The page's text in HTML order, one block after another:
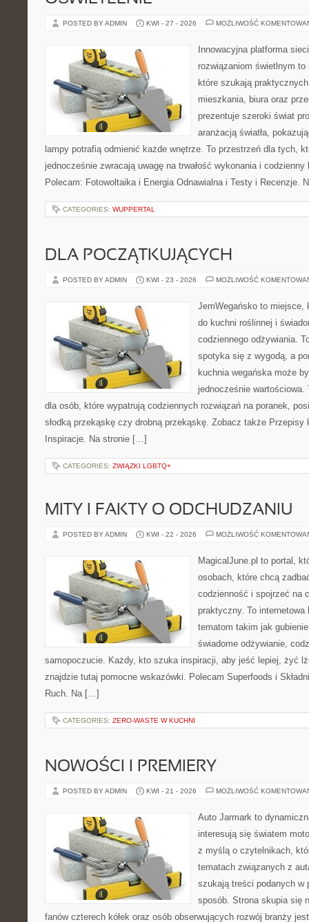
POSTED BY ADMIN KWI - 27 - 2026 MOŻLIWOŚĆ
Innowacyjna platforma
rozwiązaniom świetlnym
które szukają
mieszkania, biura oraz
prezentuje szeroki świat
aranżacją światła,
lampy potrafią odmienić każde wnętrze. To przestrzeń dla tych,
jednocześnie zwracają uwagę na trwałość wykonania i
Polecam: Fotowoltaika i Energia Odnawialna i Testy i Recenzje.
CATEGORIES: WUPPERTAL
DLA POCZĄTKUJĄCYCH
POSTED BY ADMIN KWI - 23 - 2026 MOŻLIWOŚĆ
JemWegańsko to miejsce,
do kuchni roślinnej i
codziennego odżywiania.
spotyka się z wygodą, a
kuchnia wegańska może
jednocześnie wartościowa.
dla osób, które wypatrują codziennych rozwiązań na poranek,
słodką przekąskę czy drobną przekąskę. Zobacz także Przepisy
Inspiracje. Na stronie […]
CATEGORIES: ZWIĄZKI LGBTQ+
MITY I FAKTY O ODCHUDZANIU
POSTED BY ADMIN KWI - 22 - 2026 MOŻLIWOŚĆ
MagicalJune.pl to portal,
osobach, które chcą
codzienność i spojrzeć na
praktyczny. To
tematom takim jak
świadome odżywianie,
samopoczucie. Każdy, kto szuka inspiracji, aby jeść lepiej, żyć
znajdzie tutaj pomocne wskazówki. Polecam Superfoods i
Ruch. Na […]
CATEGORIES: ZERO-WASTE W KUCHNI
NOWOŚCI I PREMIERY
POSTED BY ADMIN KWI - 21 - 2026 MOŻLIWOŚĆ
Auto Jarmark to
interesują się światem
z myślą o czytelnikach,
tematach związanych z
szukają treści podanych w
sposób. Strona skupia się
fanów czterech kółek oraz osób obserwujących rozwój branży